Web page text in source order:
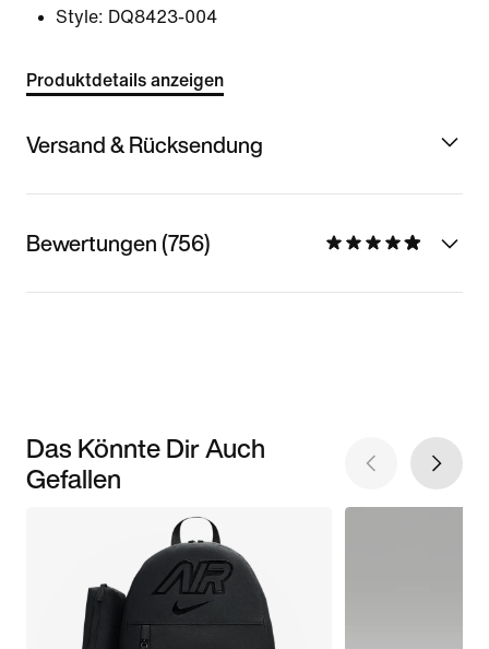
Style: DQ8423-004
Produktdetails anzeigen
Versand & Rücksendung
Bewertungen (756)
Das Könnte Dir Auch
Gefallen